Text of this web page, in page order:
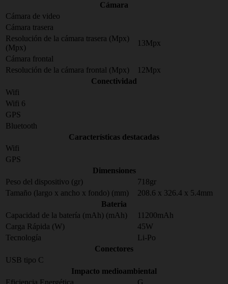
Cámara
Cámara de video
Cámara trasera
Resolución de la cámara trasera (Mpx)
(Mpx)
13Mpx
Cámara frontal
Resolución de la cámara frontal (Mpx)
12Mpx
Conectividad
Wifi
Wifi 6
GPS
Bluetooth
Características destacadas
Wifi
GPS
Dimensiones
Peso del dispositivo (gr)
718gr
Tamaño (largo x ancho x fondo) (mm)
208.6 x 326.4 x 5.4mm
Bateria
Capacidad de la batería (mAh) (mAh)
11200mAh
Carga Rápida (W)
45W
Tecnología
Li-Po
Conectores
USB tipo C
Impacto medioambiental
Eficiencia Energética
G